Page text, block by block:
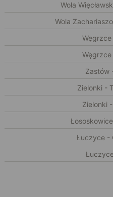
Wola
Wola
Zastów
Zielonki -
Zielonki
Łuczyce -